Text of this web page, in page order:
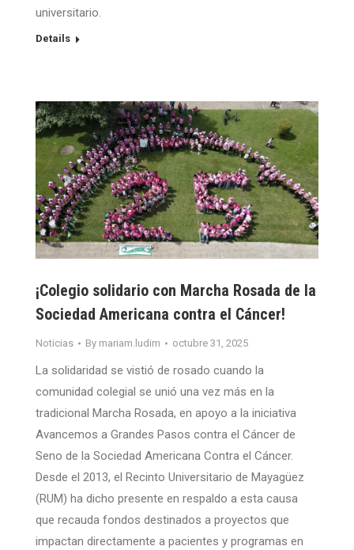
universitario.
Details
¡Colegio solidario con Marcha Rosada de la
Sociedad Americana contra el Cáncer!
Noticias By mariam.ludim octubre 31, 2025
La solidaridad se vistió de rosado cuando la
comunidad colegial se unió una vez más en la
tradicional Marcha Rosada, en apoyo a la iniciativa
Avancemos a Grandes Pasos contra el Cáncer de
Seno de la Sociedad Americana Contra el Cáncer.
Desde el 2013, el Recinto Universitario de Mayagüez
(RUM) ha dicho presente en respaldo a esta causa
que recauda fondos destinados a proyectos que
impactan directamente a pacientes y programas en